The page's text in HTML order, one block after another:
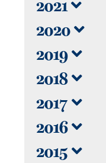
2021
2020
2019
2018
2017
2016
2015